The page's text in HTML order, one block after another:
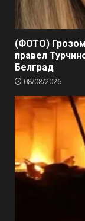
(ФОТО)
правел
Белград
08/08/2026